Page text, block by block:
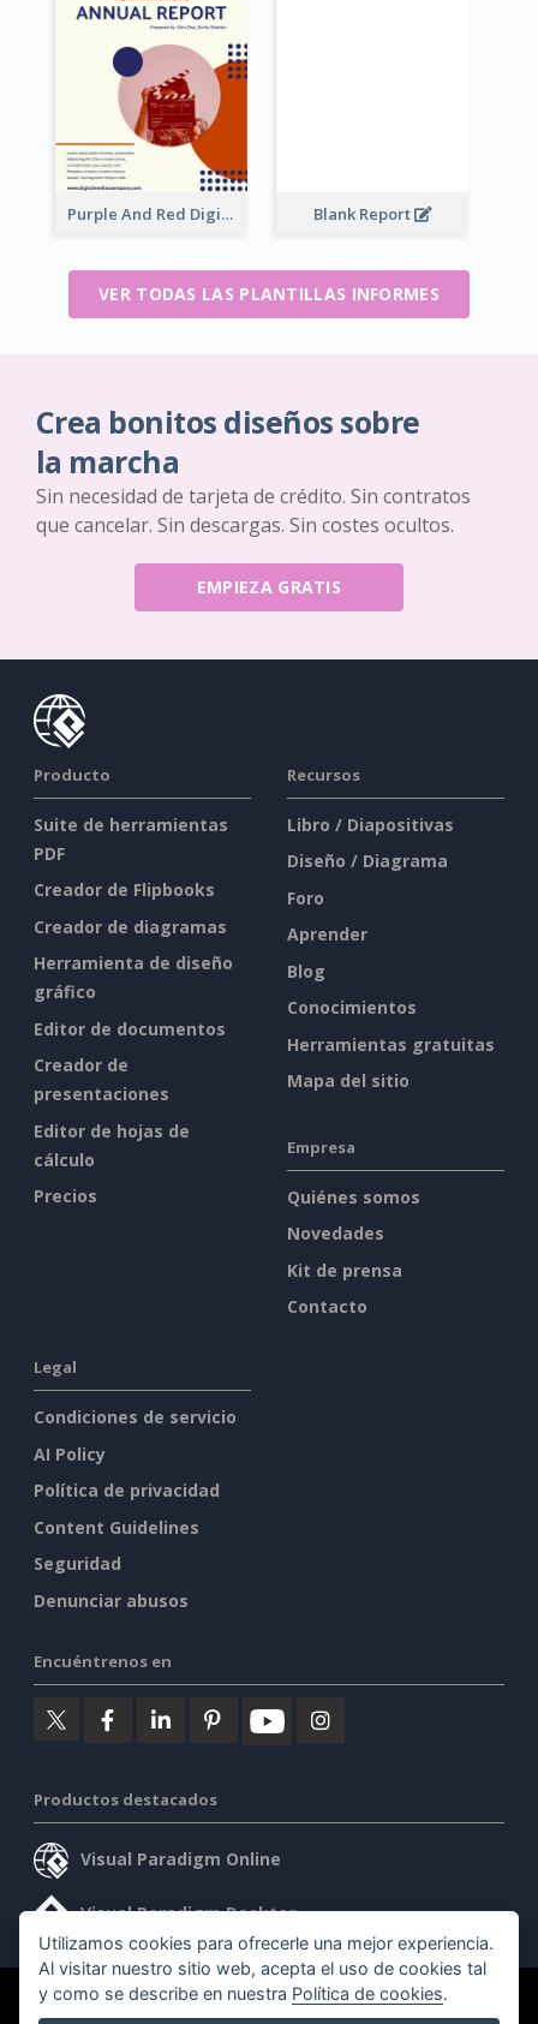
Purple And Red Digital Media Annual Report Blank Report
VER TODAS LAS PLANTILLAS INFORMES
Crea bonitos diseños sobre
la marcha
Sin necesidad de tarjeta de crédito. Sin contratos
que cancelar. Sin descargas. Sin costes ocultos.
EMPIEZA GRATIS
Producto
Suite de herramientas
PDF
Creador de Flipbooks
Creador de diagramas
Herramienta de diseño
gráfico
Editor de documentos
Creador de
presentaciones
Editor de hojas de
cálculo
Precios
Recursos
Libro / Diapositivas
Diseño / Diagrama
Foro
Aprender
Blog
Conocimientos
Herramientas gratuitas
Mapa del sitio
Empresa
Quiénes somos
Novedades
Kit de prensa
Contacto
Legal
Condiciones de servicio
AI Policy
Política de privacidad
Content Guidelines
Seguridad
Denunciar abusos
Encuéntrenos en
Productos destacados
Visual Paradigm Online
Visual Paradigm Desktop
©2026 by Visual Paradigm. Todos los derechos reservados.
Utilizamos cookies para ofrecerle una mejor experiencia.
Al visitar nuestro sitio web, acepta el uso de cookies tal
y como se describe en nuestra Política de cookies.